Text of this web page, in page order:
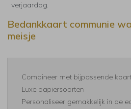
verjaardag.
Bedankkaart communie
meisje
Combineer met bijpassende
Luxe papiersoorten
Personaliseer gemakkelijk in de